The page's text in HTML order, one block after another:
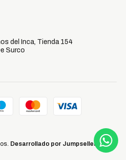
del Inca, Tienda 154
Surco
Desarrollado por Jumpseller